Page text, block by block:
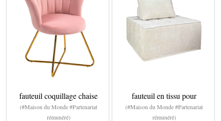
fauteuil coquillage chaise
(#Maison du Monde #Partenariat
rémunéré)
fauteuil en tissu pour
(#Maison du Monde #Partenariat
rémunéré)